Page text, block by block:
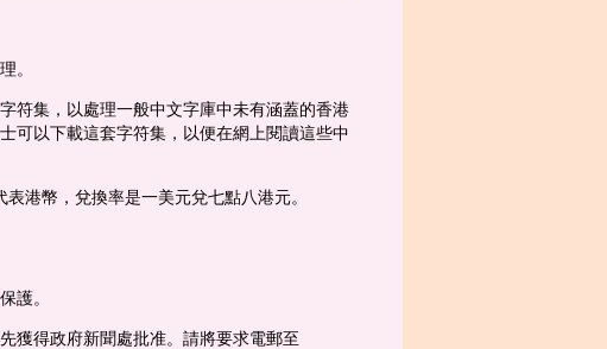
。
符集，以處理一般中文字庫中未有涵蓋的香港
可以下載這套字符集，以便在網上閱讀這些中
港幣，兌換率是一美元兌七點八港元。
護。
獲得政府新聞處批准。請將要求電郵至